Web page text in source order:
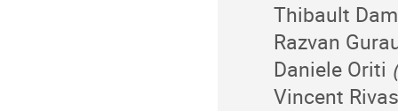
Thibault
Razvan
Daniele Oriti
Vincent